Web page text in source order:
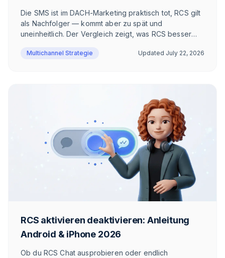
Die SMS ist im DACH-Marketing praktisch tot, RCS gilt
als Nachfolger — kommt aber zu spät und
uneinheitlich. Der Vergleich zeigt, was RCS besser
warum im DACH-E-Commerce WhatsApp gewinnt.
Multichannel Strategie Updated July 22, 2026
RCS aktivieren deaktivieren: Anleitung
Android & iPhone 2026
Ob du RCS Chat ausprobieren oder endlich